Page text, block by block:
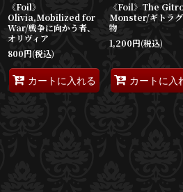
《Foil》
Olivia,Mobilized for
War/戦争に向かう者、
オリヴィア
800円(税込)
カートに入れる
《Foil》The
Monster/ギトラ
物
1,200円(税込)
カートに入